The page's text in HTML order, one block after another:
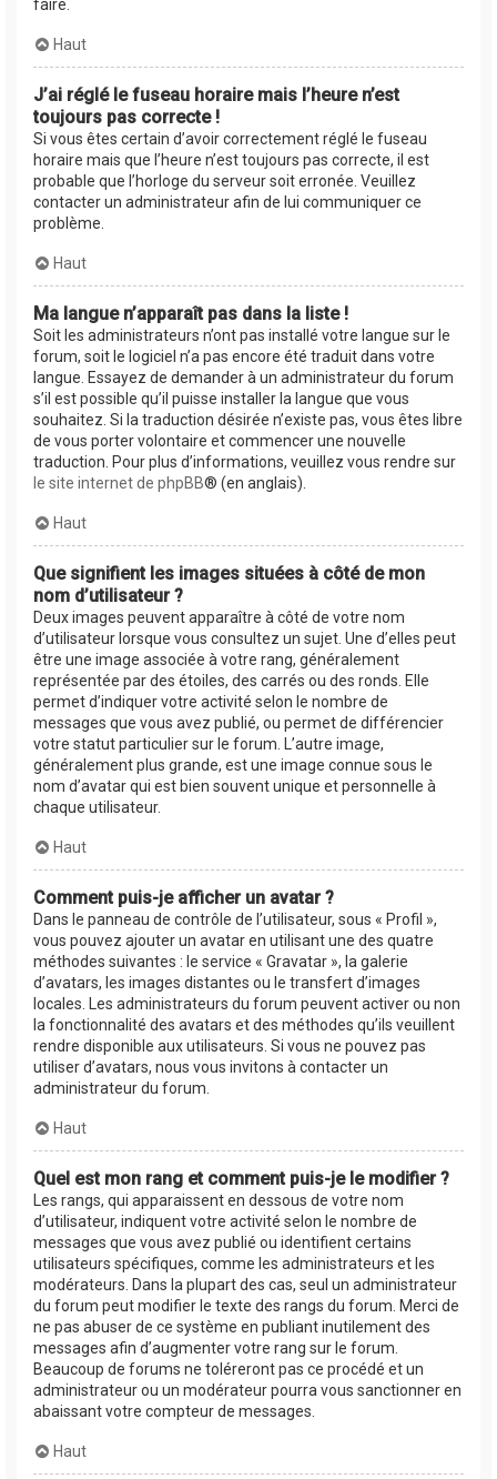
faire.
Haut
J’ai réglé le fuseau horaire mais l’heure n’est
toujours pas correcte !
Si vous êtes certain d’avoir correctement réglé le fuseau
horaire mais que l’heure n’est toujours pas correcte, il est
probable que l’horloge du serveur soit erronée. Veuillez
contacter un administrateur afin de lui communiquer ce
problème.
Haut
Ma langue n’apparaît pas dans la liste !
Soit les administrateurs n’ont pas installé votre langue sur le
forum, soit le logiciel n’a pas encore été traduit dans votre
langue. Essayez de demander à un administrateur du forum
s’il est possible qu’il puisse installer la langue que vous
souhaitez. Si la traduction désirée n’existe pas, vous êtes libre
de vous porter volontaire et commencer une nouvelle
traduction. Pour plus d’informations, veuillez vous rendre sur
le site internet de phpBB® (en anglais).
Haut
Que signifient les images situées à côté de mon
nom d’utilisateur ?
Deux images peuvent apparaître à côté de votre nom
d’utilisateur lorsque vous consultez un sujet. Une d’elles peut
être une image associée à votre rang, généralement
représentée par des étoiles, des carrés ou des ronds. Elle
permet d’indiquer votre activité selon le nombre de
messages que vous avez publié, ou permet de différencier
votre statut particulier sur le forum. L’autre image,
généralement plus grande, est une image connue sous le
nom d’avatar qui est bien souvent unique et personnelle à
chaque utilisateur.
Haut
Comment puis-je afficher un avatar ?
Dans le panneau de contrôle de l’utilisateur, sous « Profil »,
vous pouvez ajouter un avatar en utilisant une des quatre
méthodes suivantes : le service « Gravatar », la galerie
d’avatars, les images distantes ou le transfert d’images
locales. Les administrateurs du forum peuvent activer ou non
la fonctionnalité des avatars et des méthodes qu’ils veuillent
rendre disponible aux utilisateurs. Si vous ne pouvez pas
utiliser d’avatars, nous vous invitons à contacter un
administrateur du forum.
Haut
Quel est mon rang et comment puis-je le modifier ?
Les rangs, qui apparaissent en dessous de votre nom
d’utilisateur, indiquent votre activité selon le nombre de
messages que vous avez publié ou identifient certains
utilisateurs spécifiques, comme les administrateurs et les
modérateurs. Dans la plupart des cas, seul un administrateur
du forum peut modifier le texte des rangs du forum. Merci de
ne pas abuser de ce système en publiant inutilement des
messages afin d’augmenter votre rang sur le forum.
Beaucoup de forums ne toléreront pas ce procédé et un
administrateur ou un modérateur pourra vous sanctionner en
abaissant votre compteur de messages.
Haut